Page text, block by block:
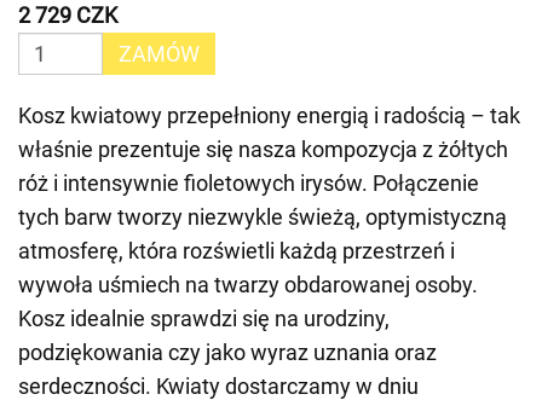
2 729 CZK
ZAMÓW
Kosz kwiatowy przepełniony energią i radością – tak
właśnie prezentuje się nasza kompozycja z żółtych
róż i intensywnie fioletowych irysów. Połączenie
tych barw tworzy niezwykle świeżą, optymistyczną
atmosferę, która rozświetli każdą przestrzeń i
wywoła uśmiech na twarzy obdarowanej osoby.
Kosz idealnie sprawdzi się na urodziny,
podziękowania czy jako wyraz uznania oraz
serdeczności. Kwiaty dostarczamy w dniu